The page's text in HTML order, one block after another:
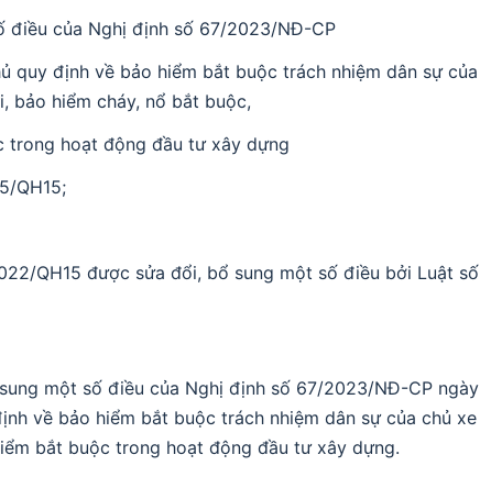
điều của Nghị định số 67/2023/NĐ-CP
quy định về bảo hiểm bắt buộc trách nhiệm dân sự của
bảo hiểm cháy, nổ bắt buộc,
trong hoạt động đầu tư xây dựng
QH15;
QH15 được sửa đổi, bổ sung một số điều bởi Luật số
một số điều của Nghị định số 67/2023/NĐ-CP ngày
về bảo hiểm bắt buộc trách nhiệm dân sự của chủ xe
bắt buộc trong hoạt động đầu tư xây dựng.